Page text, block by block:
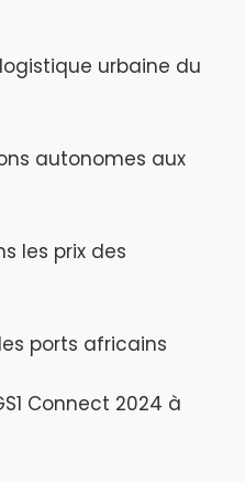
urbaine du
autonomes aux
les prix des
ports africains
Connect 2024 à